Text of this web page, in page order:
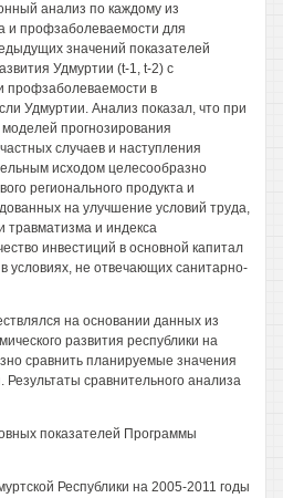
анализ по каждому из
и профзаболеваемости для
значений показателей
Удмуртии (t-1, t-2) с
профзаболеваемости в
Удмуртии. Анализ показал, что при
прогнозирования
случаев и наступления
исходом целесообразно
регионального продукта и
на улучшение условий труда,
травматизма и индекса
инвестиций в основной капитал
условиях, не отвечающих санитарно-
на основании данных из
развития республики на
сравнить планируемые значения
Результаты сравнительного анализа
показателей Программы
Республики на 2005-2011 годы